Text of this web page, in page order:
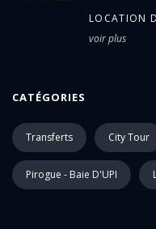
LOCATION
voir plus
CATÉGORIES
Transferts City Tour
Pirogue - Baie D'UPI